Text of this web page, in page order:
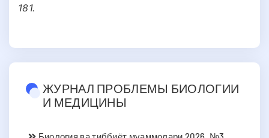
181.
ЖУРНАЛ ПРОБЛЕМЫ БИОЛОГИИ
И МЕДИЦИНЫ